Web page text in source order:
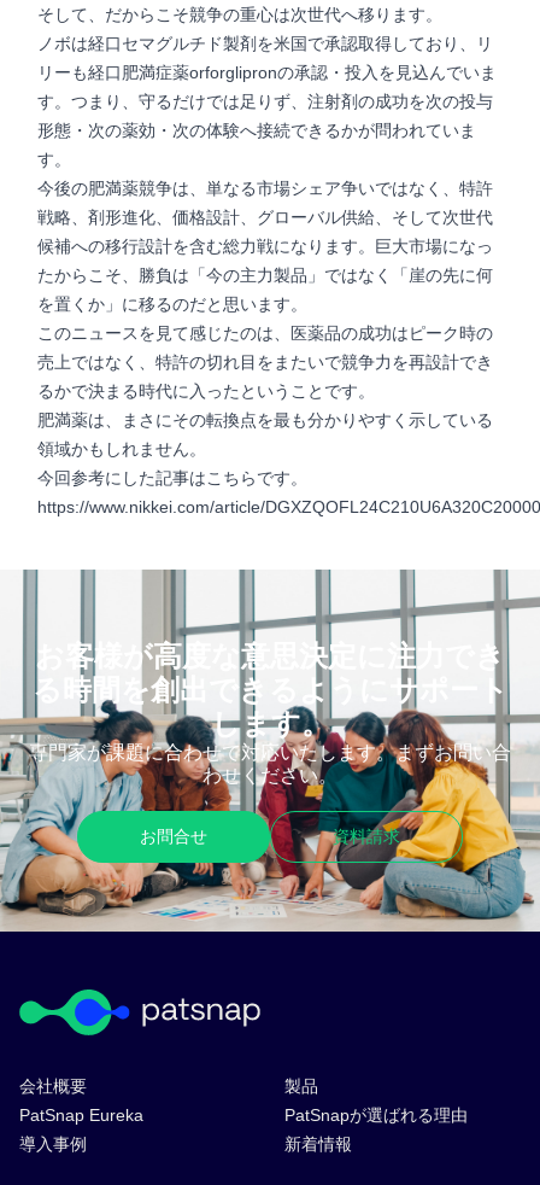
そして、だからこそ競争の重心は次世代へ移ります。
ノボは経口セマグルチド製剤を米国で承認取得しており、リ
リーも経口肥満症薬orforglipronの承認・投入を見込んでいま
す。つまり、守るだけでは足りず、注射剤の成功を次の投与
形態・次の薬効・次の体験へ接続できるかが問われていま
す。
今後の肥満薬競争は、単なる市場シェア争いではなく、特許
戦略、剤形進化、価格設計、グローバル供給、そして次世代
候補への移行設計を含む総力戦になります。巨大市場になっ
たからこそ、勝負は「今の主力製品」ではなく「崖の先に何
を置くか」に移るのだと思います。
このニュースを見て感じたのは、医薬品の成功はピーク時の
売上ではなく、特許の切れ目をまたいで競争力を再設計でき
るかで決まる時代に入ったということです。
肥満薬は、まさにその転換点を最も分かりやすく示している
領域かもしれません。
今回参考にした記事はこちらです。
https://www.nikkei.com/article/
お客様が高度な意思決定に注力でき
る時間を創出できるようにサポート
します。
専門家が課題に合わせて対応いたします。まずお問い合
わせください。
お問合せ 資料請求
会社概要
製品
PatSnap Eureka
PatSnapが選ばれる理由
導入事例
新着情報